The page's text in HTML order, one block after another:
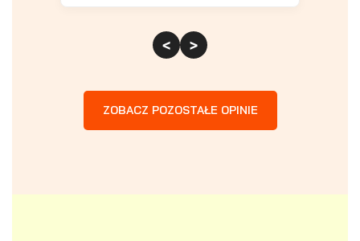
< >
ZOBACZ POZOSTAŁE OPINIE